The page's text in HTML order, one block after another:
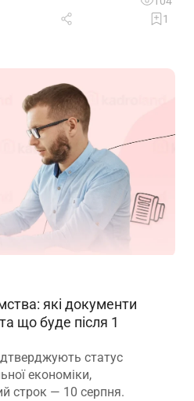
давно
забезпечення
1
які документи
що буде після 1
статус
економіки,
строк — 10 серпня.